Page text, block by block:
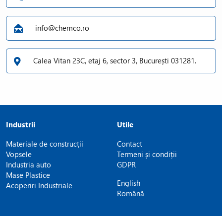
info@chemco.ro
Calea Vitan 23C, etaj 6, sector 3, București 031281.
Industrii
Materiale de construcții
Vopsele
Industria auto
Mase Plastice
Acoperiri Industriale
Utile
Contact
Termeni și condiții
GDPR
English
Română